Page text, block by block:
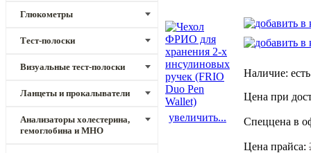
Глюкометры
Тест-полоски
Визуальные тест-полоски
Ланцеты и прокалыватели
Анализаторы холестерина,
гемоглобина и МНО
увеличить...
Наличие: есть
Цена при
Спеццена в
Цена прайса: